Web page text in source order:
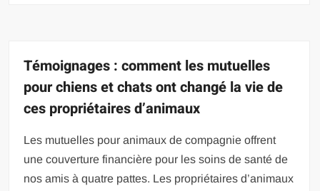
Témoignages : comment les mutuelles
pour chiens et chats ont changé la vie de
ces propriétaires d’animaux
Les mutuelles pour animaux de compagnie offrent
une couverture financière pour les soins de santé de
nos amis à quatre pattes. Les propriétaires d’animaux